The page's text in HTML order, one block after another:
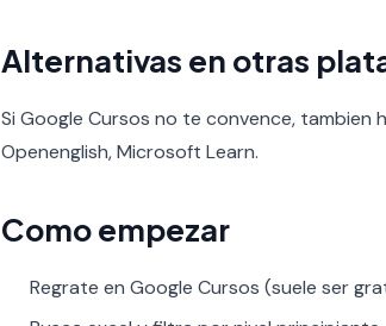
Alternativas en otras
Si Google Cursos no te convence, tambien
Openenglish, Microsoft Learn.
Como empezar
Regrate en Google Cursos (suele ser